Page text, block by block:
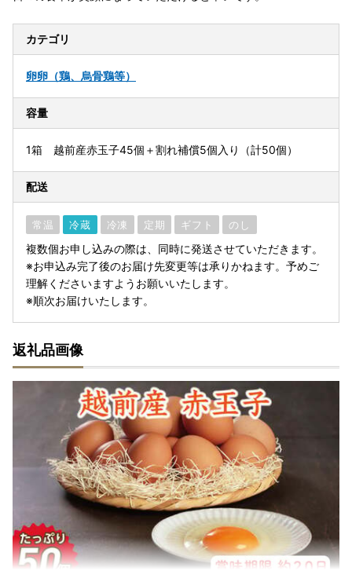
カテゴリ
卵卵（鶏、烏骨鶏等）
容量
1箱 越前産赤玉子45個＋割れ補償5個入り（計50個）
配送
常温 冷蔵 冷凍 定期 ギフト のし
複数個お申し込みの際は、同時に発送させていただきます。
※お申込み完了後のお届け先変更等は承りかねます。予めご
理解くださいますようお願いいたします。
※順次お届けいたします。
返礼品画像